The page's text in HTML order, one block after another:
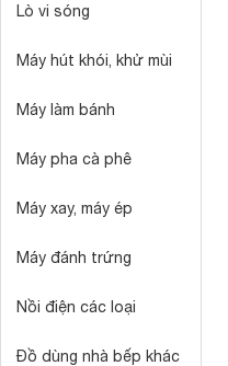
Lò vi sóng
Máy hút khói, khử mùi
Máy làm bánh
Máy pha cà phê
Máy xay, máy ép
Máy đánh trứng
Nồi điện các loại
Đồ dùng nhà bếp khác